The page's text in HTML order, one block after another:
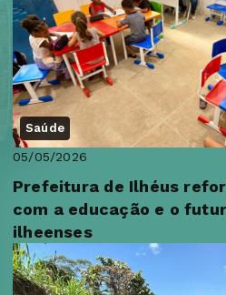
Saúde
05/05/2026
Prefeitura de Ilhéus
com a educação e o
ilheenses